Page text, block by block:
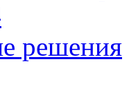
решения